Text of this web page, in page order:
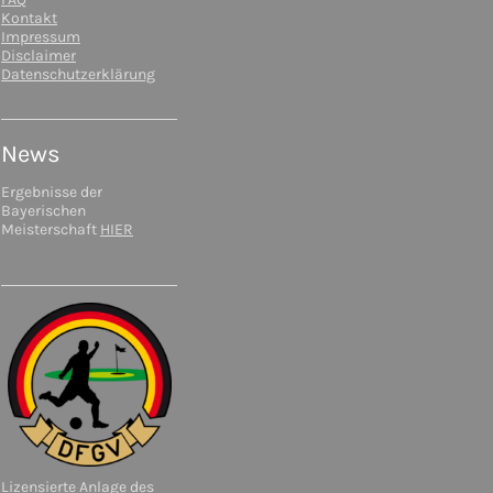
Kontakt
Impressum
Disclaimer
Datenschutzerklärung
News
Ergebnisse der
Bayerischen
Meisterschaft HIER
Lizensierte Anlage des